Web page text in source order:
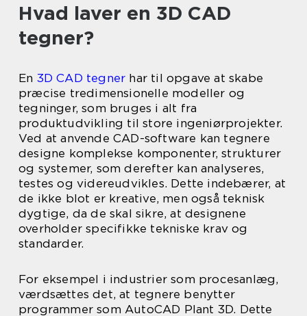
Hvad laver en 3D CAD
tegner?
En 3D CAD tegner har til opgave at skabe
præcise tredimensionelle modeller og
tegninger, som bruges i alt fra
produktudvikling til store ingeniørprojekter.
Ved at anvende CAD-software kan tegnere
designe komplekse komponenter, strukturer
og systemer, som derefter kan analyseres,
testes og videreudvikles. Dette indebærer, at
de ikke blot er kreative, men også teknisk
dygtige, da de skal sikre, at designene
overholder specifikke tekniske krav og
standarder.
For eksempel i industrier som procesanlæg,
værdsættes det, at tegnere benytter
programmer som AutoCAD Plant 3D. Dette